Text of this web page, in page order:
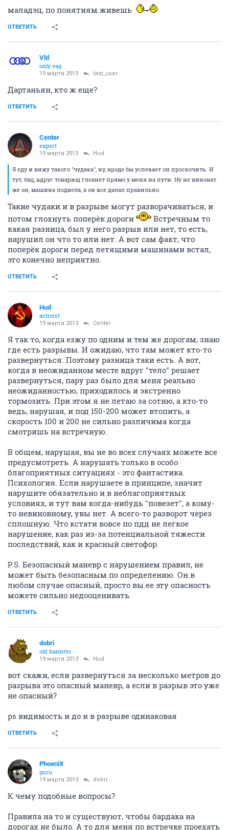
маладэц, по понятиям живешь
ОТВЕТИТЬ
Vld
only vag
19 марта 2013 last_user
Дартаньян, кто ж еще?
ОТВЕТИТЬ
Center
expert
19 марта 2013 Hud
Я еду и вижу такого "чудака", ну, вроде бы успевает он проскочить. И
тут, бац, вдруг товарищ глохнет прямо у меня на пути. Ну не виноват
же он, машина подвела, а он все далал правильно.
Такие чудаки и в разрыве могут разворачиваться, и
потом глохнуть поперёк дороги
Встречным то
какая разница, был у него разрыв или нет, то есть,
нарушил он что то или нет. А вот сам факт, что
поперёк дороги перед летящими машинами встал,
это конечно неприятно.
ОТВЕТИТЬ
Hud
activist
19 марта 2013 Center
Я так то, когда езжу по одним и тем же дорогам, знаю
где есть разрывы. И ожидаю, что там может кто-то
развернуться. Поэтому разница таки есть. А вот,
когда в неожиданном месте вдруг "тело" решает
развернуться, пару раз было для меня реально
неожиданностью, приходилось и экстренно
тормозить. При этом я не летаю за сотню, а кто-то
ведь, нарушая, и под 150-200 может втопить, а
скорость 100 и 200 не сильно различима когда
смотришь на встречную.
В общем, нарушая, вы не во всех случаях можете все
предусмотреть. А нарушать только в особо
благоприятных ситуациях - это фантастика.
Психология. Если нарушаете в принципе, значит
нарушите обязательно и в неблагоприятных
условиях, и тут вам когда-нибудь "повезет", а кому-
то невиновному, увы нет. А всего-то разворот через
сплошную. Что кстати вовсе по пдд не легкое
нарушение, как раз из-за потенциальной тяжести
последствий, как и красный светофор.
P.S. Безопасный маневр с нарушением правил, не
может быть безопасным по определению. Он в
любом случае опасный, просто вы ее эту опасность
можете сильно недооценивать.
ОТВЕТИТЬ
dobri
old hamster
19 марта 2013 Hud
вот скажи, если развернуться за несколько метров до
разрыва это опасный маневр, а если в разрыв это уже
не опасный?
ps видимость и до и в разрыве одинаковая
ОТВЕТИТЬ
PhoeniX
guru
19 марта 2013 dobri
К чему подобные вопросы?
Правила на то и существуют, чтобы бардака на
дорогах не было. А то для меня по встречке проехать